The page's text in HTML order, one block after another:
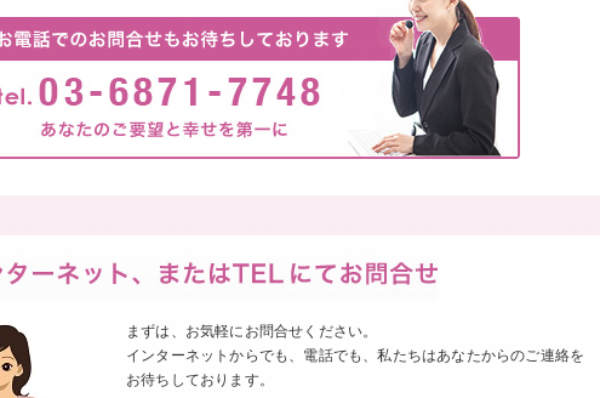
まずは、お気軽にお問合せください。
インターネットからでも、電話でも、私たちはあなたからのご連絡を
お待ちしております。